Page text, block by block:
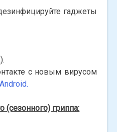
гаджеты
с новым вирусом
Android.
гриппа: